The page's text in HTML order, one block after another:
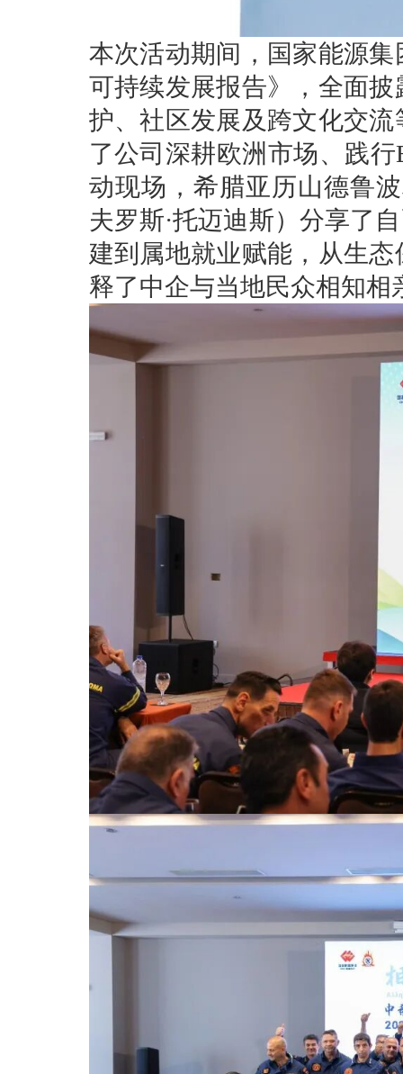
本次活动期间，国家能源
可持续发展报告》，全面
护、社区发展及跨文化交
了公司深耕欧洲市场、践
动现场，希腊亚历山德鲁
夫罗斯·托迈迪斯）分享了
建到属地就业赋能，从生
释了中企与当地民众相知